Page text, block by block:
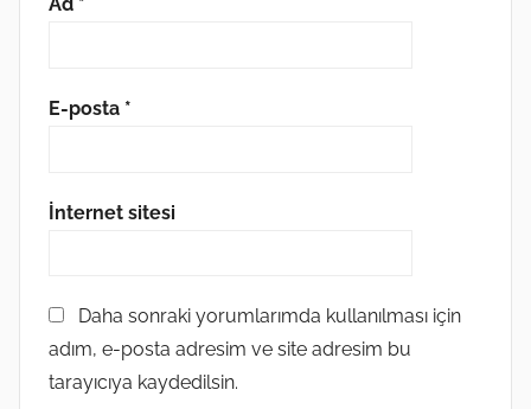
Ad *
E-posta *
İnternet sitesi
Daha sonraki yorumlarımda kullanılması için
adım, e-posta adresim ve site adresim bu
tarayıcıya kaydedilsin.